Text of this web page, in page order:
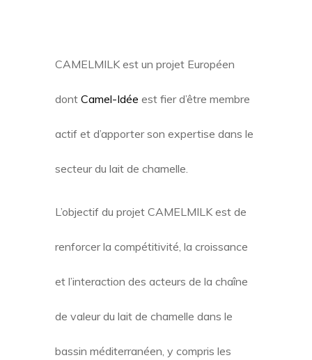
CAMELMILK est un projet Européen
dont Camel-Idée est fier d’être membre
actif et d’apporter son expertise dans le
secteur du lait de chamelle.
L’objectif du projet CAMELMILK est de
renforcer la compétitivité, la croissance
et l’interaction des acteurs de la chaîne
de valeur du lait de chamelle dans le
bassin méditerranéen, y compris les